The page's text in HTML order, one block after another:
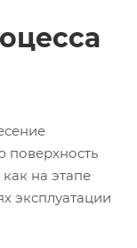
поверхность
на этапе
эксплуатации